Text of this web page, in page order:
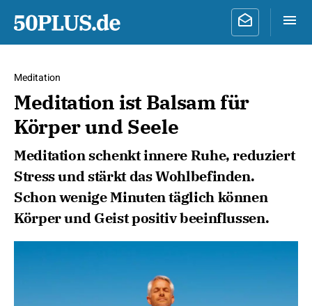
Meditation
Meditation ist Balsam für
Körper und Seele
Meditation schenkt innere Ruhe, reduziert
Stress und stärkt das Wohlbefinden.
Schon wenige Minuten täglich können
Körper und Geist positiv beeinflussen.